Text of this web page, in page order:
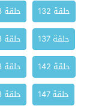
حلقة 132 حلقة 133
حلقة 137
حلقة 138
حلقة 142
حلقة 143
حلقة 147
حلقة 148